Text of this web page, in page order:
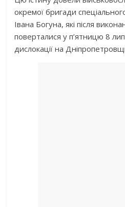
окремої бригади
Івана Богуна, які після
поверталися у п’ятницю 8
дислокації на